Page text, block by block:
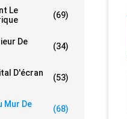
Le
(69)
De
(34)
D'écran
(53)
Mur De
(68)